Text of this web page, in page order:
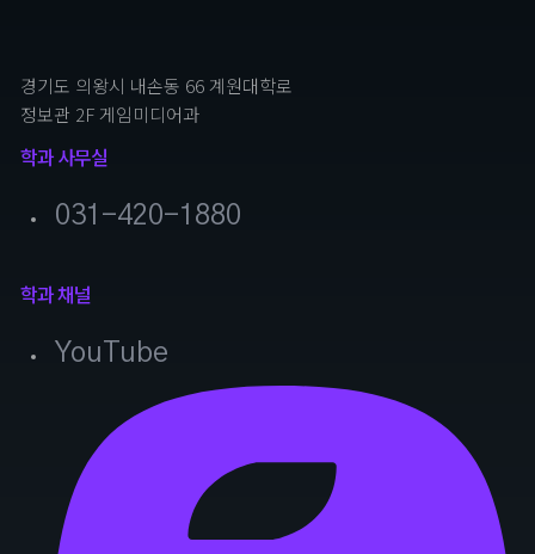
경기도 의왕시 내손동 66 계원대학로
정보관 2F 게임미디어과
학과 사무실
031-420-1880
학과 채널
YouTube